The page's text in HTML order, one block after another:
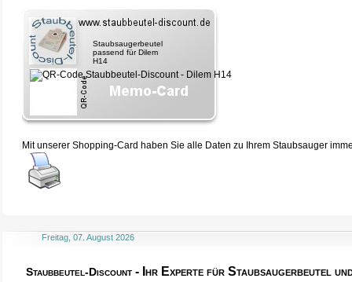
Staubsaugerbeutel
passend für Dilem
H14
Mit unserer Shopping-Card haben Sie alle Daten zu Ihrem Staubsauger
Freitag, 07. August 2026
Staubbeutel-Discount - Ihr Experte für Staubsaugerbeutel